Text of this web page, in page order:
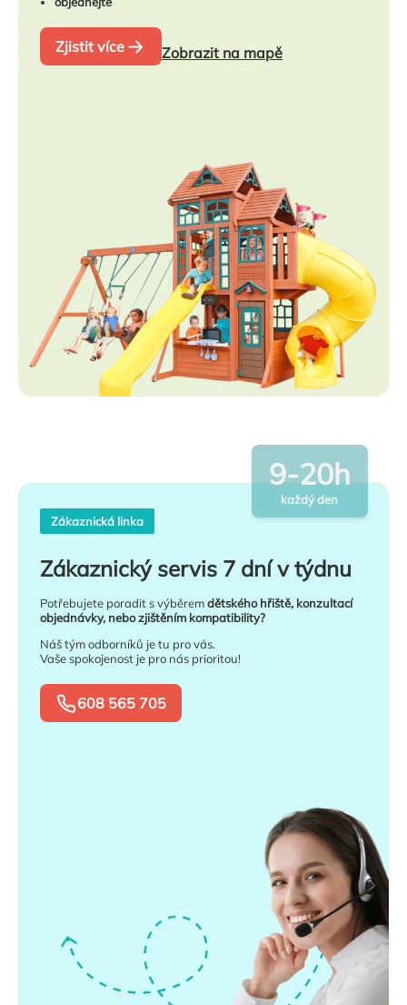
Zjistit více Zobrazit na mapě
Zákaznická linka
Zákaznický servis 7 dní v týdnu
Potřebujete poradit s výběremdětského hřiště, konzultací
objednávky, nebo zjištěním kompatibility?
Náš tým odborníků je tu pro vás.
Vaše spokojenost je pro nás prioritou!
608 565 705
9-20h
každý den